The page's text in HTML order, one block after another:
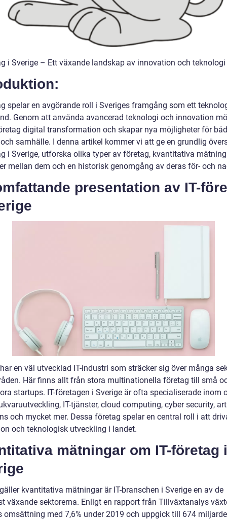
i Sverige – Ett växande landskap av innovation och teknologi
spelar en avgörande roll i Sveriges framgång som ett
Genom att använda avancerad teknologi och innovation
digital transformation och skapar nya möjligheter för
samhälle. I denna artikel kommer vi att ge en grundlig
i Sverige, utforska olika typer av företag, kvantitativa
mellan dem och en historisk genomgång av deras för- och
presentation av IT-
en väl utvecklad IT-industri som sträcker sig över många
Här finns allt från stora multinationella företag till små
startups. IT-företagen i Sverige är ofta specialiserade inom
IT-tjänster, cloud computing, cyber security,
och mycket mer. Dessa företag spelar en central roll i att
och teknologisk utveckling i landet.
mätningar om IT-företag i
kvantitativa mätningar är IT-branschen i Sverige en av de
växande sektorerna. Enligt en rapport från Tillväxtanalys
omsättning med 7,6% under 2019 och uppgick till 674